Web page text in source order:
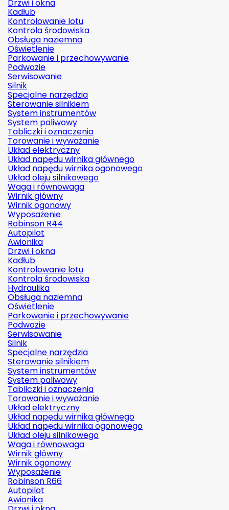
Drzwi i okna
Kadłub
Kontrolowanie lotu
Kontrola środowiska
Obsługa naziemna
Oświetlenie
Parkowanie i przechowywanie
Podwozie
Serwisowanie
Silnik
Specjalne narzędzia
Sterowanie silnikiem
System instrumentów
System paliwowy
Tabliczki i oznaczenia
Torowanie i wyważanie
Układ elektryczny
Układ napędu wirnika głównego
Układ napędu wirnika ogonowego
Układ oleju silnikowego
Waga i równowaga
Wirnik główny
Wirnik ogonowy
Wyposażenie
Robinson R44
Autopilot
Awionika
Drzwi i okna
Kadłub
Kontrolowanie lotu
Kontrola środowiska
Hydraulika
Obsługa naziemna
Oświetlenie
Parkowanie i przechowywanie
Podwozie
Serwisowanie
Silnik
Specjalne narzędzia
Sterowanie silnikiem
System instrumentów
System paliwowy
Tabliczki i oznaczenia
Torowanie i wyważanie
Układ elektryczny
Układ napędu wirnika głównego
Układ napędu wirnika ogonowego
Układ oleju silnikowego
Waga i równowaga
Wirnik główny
Wirnik ogonowy
Wyposażenie
Robinson R66
Autopilot
Awionika